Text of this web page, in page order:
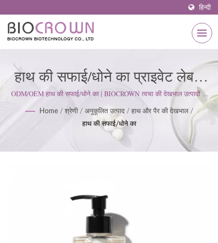
हिन्दी
हाथ की सफाई/धोने का प्राइवेट लेबल
निर्माण | ISO & GMP प्रमाणित
स्किनकेयर निर्माता 1977 से |
BIOCROWN
ODM/OEM हाथ की सफाई/धोने का | BIOCROWN त्वचा की देखभाल उत्पादों के
विकास पर ध्यान केंद्रित करता है। हम ISO22716 और गुड मैन्युफैक्चरिंग प्रैक्टिसेज
(GMP) मानकों का पालन करते हैं; ग्राहक की अपेक्षाओं को पूरा करने के लिए एक सख्त
दृष्टिकोण बनाए रखते हैं।
Home / श्रेणी / अनुकूलित उत्पाद / हाथ और पैर की देखभाल /
हाथ की सफाई/धोने का